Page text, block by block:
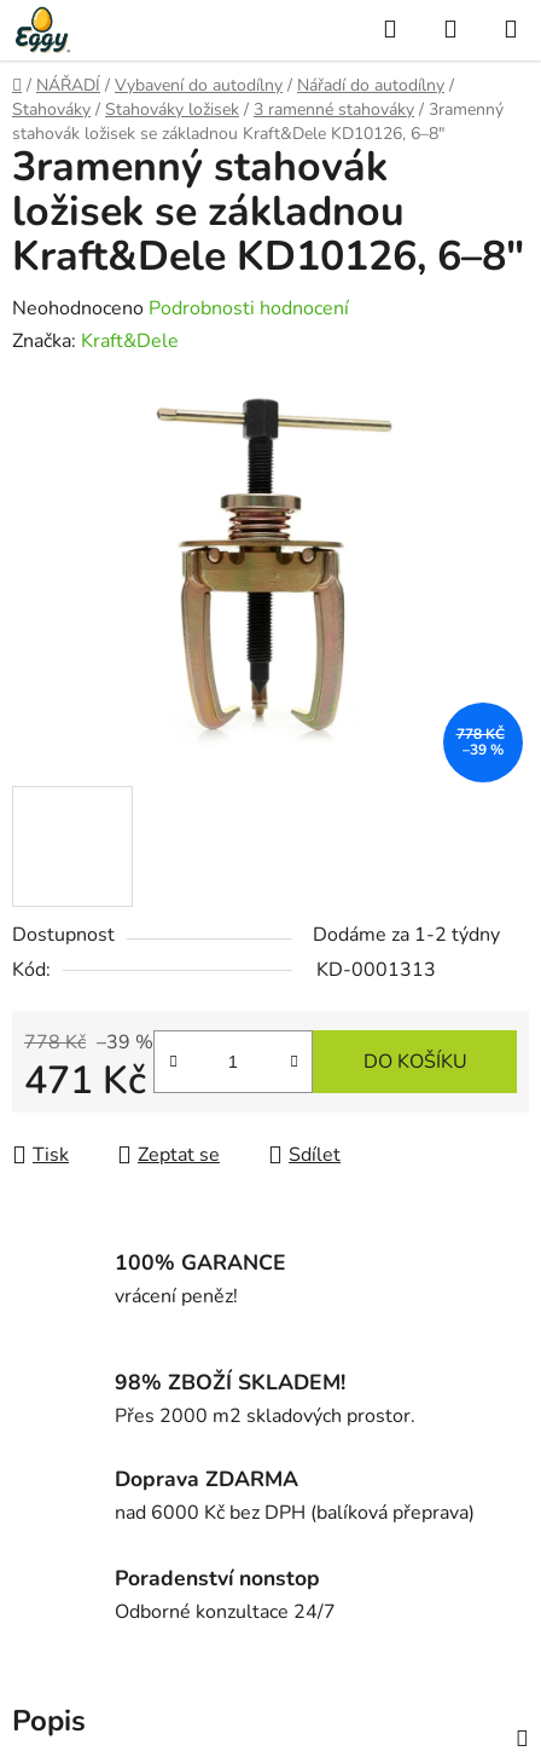
Přejít
na
obsah
Hledat
KOŠÍK
Domů
/ NÁŘADÍ / Vybavení do autodílny / Nářadí do autodílny /
Stahováky / Stahováky ložisek / 3 ramenné stahováky / 3ramenný
stahovák ložisek se základnou Kraft&Dele KD10126, 6–8"
Dostupnost
Dodáme za 1-2 týdny
Kód:
KD-0001313
778 Kč –39 %
471 Kč DO KOŠÍKU
Tisk Zeptat se Sdílet
3ramenný stahovák
ložisek se základnou
Kraft&Dele KD10126, 6–8"
Průměrné
hodnocení
Neohodnoceno Podrobnosti hodnocení
Značka: Kraft&Dele
778 KČ
–39 %
100% GARANCE
vrácení peněz!
98% ZBOŽÍ SKLADEM!
Přes 2000 m2 skladových prostor.
Doprava ZDARMA
nad 6000 Kč bez DPH (balíková přeprava)
Poradenství nonstop
Odborné konzultace 24/7
Popis